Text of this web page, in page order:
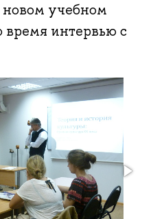
новом учебном
время интервью с